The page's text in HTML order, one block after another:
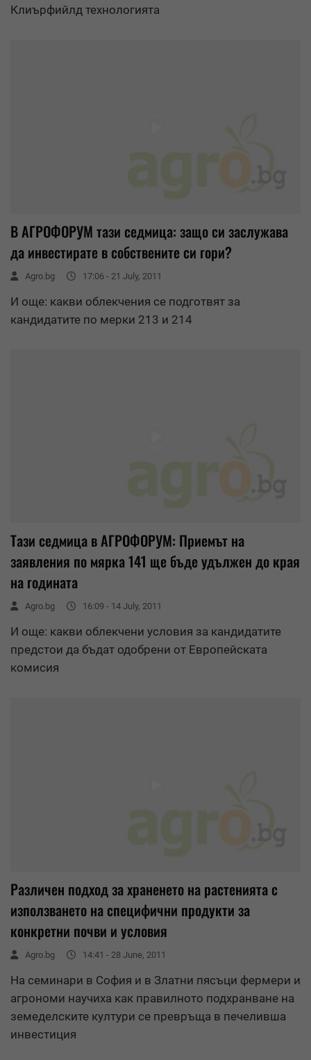
Клиърфийлд технологията
В АГРОФОРУМ тази седмица: защо си заслужава
да инвестирате в собствените си гори?
Agro.bg 17:06 - 21 July, 2011
И още: какви облекчения се подготвят за
кандидатите по мерки 213 и 214
Тази седмица в АГРОФОРУМ: Приемът на
заявления по мярка 141 ще бъде удължен до края
на годината
Agro.bg 16:09 - 14 July, 2011
И още: какви облекчени условия за кандидатите
предстои да бъдат одобрени от Европейската
комисия
Различен подход за храненето на растенията с
използването на специфични продукти за
конкретни почви и условия
Agro.bg 14:41 - 28 June, 2011
На семинари в София и в Златни пясъци фермери и
агрономи научиха как правилното подхранване на
земеделските култури се превръща в печеливша
инвестиция